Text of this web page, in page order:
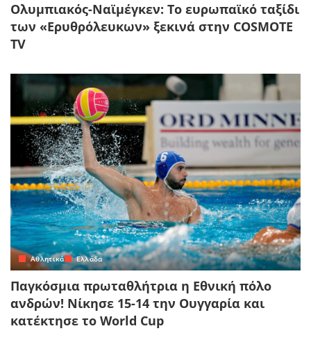
Ολυμπιακός-Ναϊμέγκεν: Το ευρωπαϊκό ταξίδι
των «Ερυθρόλευκων» ξεκινά στην COSMOTE
TV
Αθλητικά Ελλάδα
Παγκόσμια πρωταθλήτρια η Εθνική πόλο
ανδρών! Νίκησε 15-14 την Ουγγαρία και
κατέκτησε το World Cup